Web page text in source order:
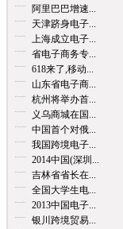
阿里巴巴增速...
天津跻身电子...
上海成立电子...
省电子商务专...
618来了,移动...
山东省电子商...
杭州将举办首...
义乌商城在国...
中国首个对俄...
我国跨境电子...
2014中国(深圳...
吉林省省长在...
全国大学生电...
2013中国电子...
银川跨境贸易...